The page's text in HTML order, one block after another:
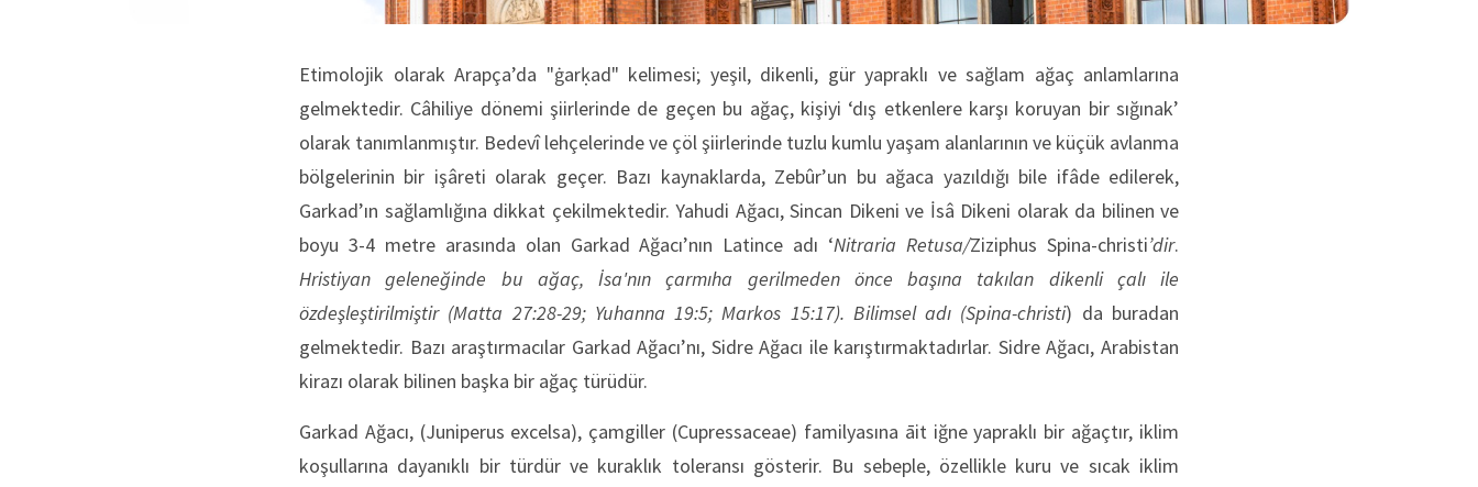
Etimolojik olarak Arapça’da "ġarḳad" kelimesi; yeşil, dikenli, gür yapraklı ve sağlam ağaç anlamlarına
gelmektedir. Câhiliye dönemi şiirlerinde de geçen bu ağaç, kişiyi ‘dış etkenlere karşı koruyan bir sığınak’
olarak tanımlanmıştır. Bedevî lehçelerinde ve çöl şiirlerinde tuzlu kumlu yaşam alanlarının ve küçük avlanma
bölgelerinin bir işâreti olarak geçer. Bazı kaynaklarda, Zebûr’un bu ağaca yazıldığı bile ifâde edilerek,
Garkad’ın sağlamlığına dikkat çekilmektedir. Yahudi Ağacı, Sincan Dikeni ve İsâ Dikeni olarak da bilinen ve
boyu 3-4 metre arasında olan Garkad Ağacı’nın Latince adı ‘Nitraria Retusa/Ziziphus Spina-christi’dir.
Hristiyan geleneğinde bu ağaç, İsa'nın çarmıha gerilmeden önce başına takılan dikenli çalı ile
özdeşleştirilmiştir (Matta 27:28-29; Yuhanna 19:5; Markos 15:17). Bilimsel adı (Spina-christi) da buradan
gelmektedir. Bazı araştırmacılar Garkad Ağacı’nı, Sidre Ağacı ile karıştırmaktadırlar. Sidre Ağacı, Arabistan
kirazı olarak bilinen başka bir ağaç türüdür.
Garkad Ağacı, (Juniperus excelsa), çamgiller (Cupressaceae) familyasına āit iğne yapraklı bir ağaçtır, iklim
koşullarına dayanıklı bir türdür ve kuraklık toleransı gösterir. Bu sebeple, özellikle kuru ve sıcak iklim